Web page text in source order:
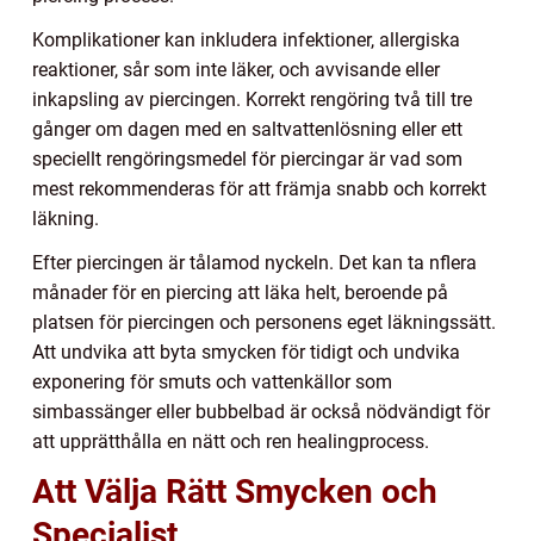
Komplikationer kan inkludera infektioner, allergiska
reaktioner, sår som inte läker, och avvisande eller
inkapsling av piercingen. Korrekt rengöring två till tre
gånger om dagen med en saltvattenlösning eller ett
speciellt rengöringsmedel för piercingar är vad som
mest rekommenderas för att främja snabb och korrekt
läkning.
Efter piercingen är tålamod nyckeln. Det kan ta nflera
månader för en piercing att läka helt, beroende på
platsen för piercingen och personens eget läkningssätt.
Att undvika att byta smycken för tidigt och undvika
exponering för smuts och vattenkällor som
simbassänger eller bubbelbad är också nödvändigt för
att upprätthålla en nätt och ren healingprocess.
Att Välja Rätt Smycken och